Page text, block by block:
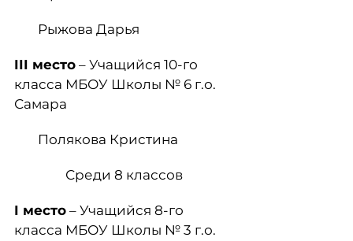
Рыжова Дарья
III место – Учащийся 10-го
класса МБОУ Школы № 6 г.о.
Самара
Полякова Кристина
Среди 8 классов
I место – Учащийся 8-го
класса МБОУ Школы № 3 г.о.